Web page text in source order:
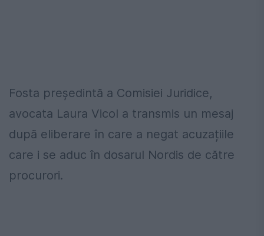
Fosta președintă a Comisiei Juridice,
avocata Laura Vicol a transmis un mesaj
după eliberare în care a negat acuzațiile
care i se aduc în dosarul Nordis de către
procurori.